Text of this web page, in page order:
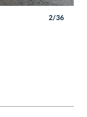
2/36